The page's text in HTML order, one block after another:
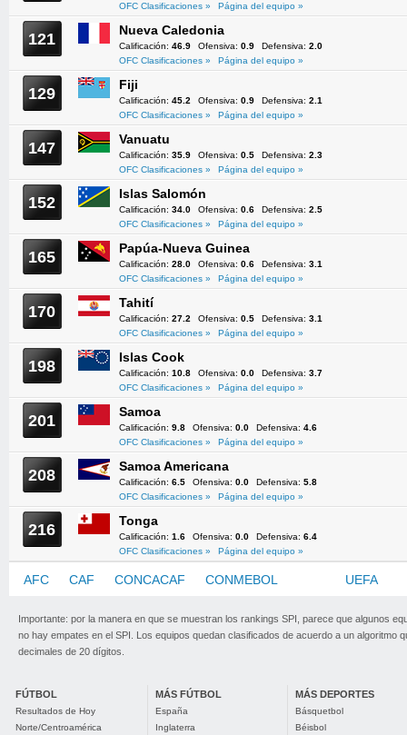
OFC Clasificaciones »
Página del equipo »
121 Nueva Caledonia
Calificación: 46.9 Ofensiva: 0.9 Defensiva: 2.0
OFC Clasificaciones »
Página del equipo »
129 Fiji
Calificación: 45.2 Ofensiva: 0.9 Defensiva: 2.1
OFC Clasificaciones »
Página del equipo »
147 Vanuatu
Calificación: 35.9 Ofensiva: 0.5 Defensiva: 2.3
OFC Clasificaciones »
Página del equipo »
152 Islas Salomón
Calificación: 34.0 Ofensiva: 0.6 Defensiva: 2.5
OFC Clasificaciones »
Página del equipo »
165 Papúa-Nueva Guinea
Calificación: 28.0 Ofensiva: 0.6 Defensiva: 3.1
OFC Clasificaciones »
Página del equipo »
170 Tahití
Calificación: 27.2 Ofensiva: 0.5 Defensiva: 3.1
OFC Clasificaciones »
Página del equipo »
198 Islas Cook
Calificación: 10.8 Ofensiva: 0.0 Defensiva: 3.7
OFC Clasificaciones »
Página del equipo »
201 Samoa
Calificación: 9.8 Ofensiva: 0.0 Defensiva: 4.6
OFC Clasificaciones »
Página del equipo »
208 Samoa Americana
Calificación: 6.5 Ofensiva: 0.0 Defensiva: 5.8
OFC Clasificaciones »
Página del equipo »
216 Tonga
Calificación: 1.6 Ofensiva: 0.0 Defensiva: 6.4
OFC Clasificaciones »
Página del equipo »
AFC CAF CONCACAF CONMEBOL UEFA
Importante: por la manera en que se muestran los rankings SPI, parece que algunos
no hay empates en el SPI. Los equipos quedan clasificados de acuerdo a un algoritmo
decimales de 20 dígitos.
FÚTBOL
Resultados de Hoy
Norte/Centroamérica
MÁS FÚTBOL
España
Inglaterra
MÁS DEPORTES
Básquetbol
Béisbol